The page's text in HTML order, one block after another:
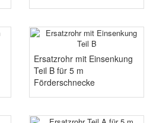
Ersatzrohr mit Einsenkung
Teil B für 5 m
Förderschnecke